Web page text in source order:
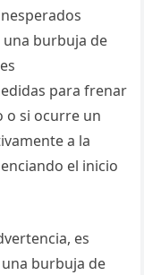
una burbuja de
para frenar
o si ocurre un
a la
el inicio
es
burbuja de